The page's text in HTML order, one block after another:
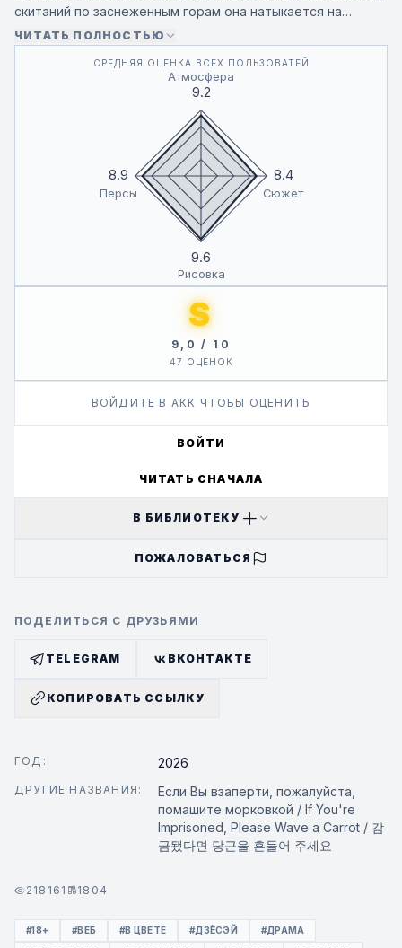
скитаний по заснеженным горам она натыкается на
морковку.
«Какая вкусная морковка, сейчас я ей полакомлюсь!
Но почему каждый раз, когда она облизывает сухую
морковку, та таинственным образом увеличивается в
кусала, на самом деле — это… кое-что, принадлежащее
Ивану, вожаку племени Черных Волков?!
ЧИТАТЬ ПОЛНОСТЬЮ
СРЕДНЯЯ ОЦЕНКА ВСЕХ ПОЛЬЗОВАТЕЙ
9.2
8.4
9.6
8.9
Атмосфера
Сюжет
Рисовка
Персы
S
9,0 / 10
47 ОЦЕНОК
ВОЙДИТЕ В АКК ЧТОБЫ ОЦЕНИТЬ
ВОЙТИ
ЧИТАТЬ СНАЧАЛА
В БИБЛИОТЕКУ
ПОЖАЛОВАТЬСЯ
ПОДЕЛИТЬСЯ С ДРУЗЬЯМИ
TELEGRAM ВКОНТАКТЕ
КОПИРОВАТЬ ССЫЛКУ
ГОД: 2026
ДРУГИЕ НАЗВАНИЯ:
Если Вы взаперти, пожалуйста,
помашите морковкой / If You're
Imprisoned, Please Wave a Carrot / 감
금됐다면 당근을 흔들어 주세요
218161 1804
#18+ #ВЕБ #В ЦВЕТЕ #ДЗЁСЭЙ #ДРАМА